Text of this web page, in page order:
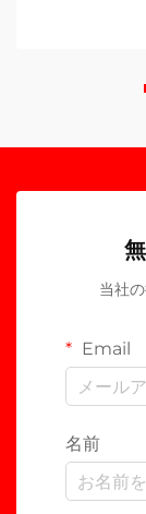
当社
Email
名前